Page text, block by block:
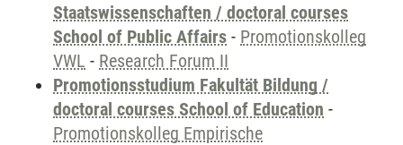
Staatswissenschaften / doctoral courses
School of Public Affairs - Promotionskolleg
VWL - Research Forum II
Promotionsstudium Fakultät Bildung /
doctoral courses School of Education -
Promotionskolleg Empirische